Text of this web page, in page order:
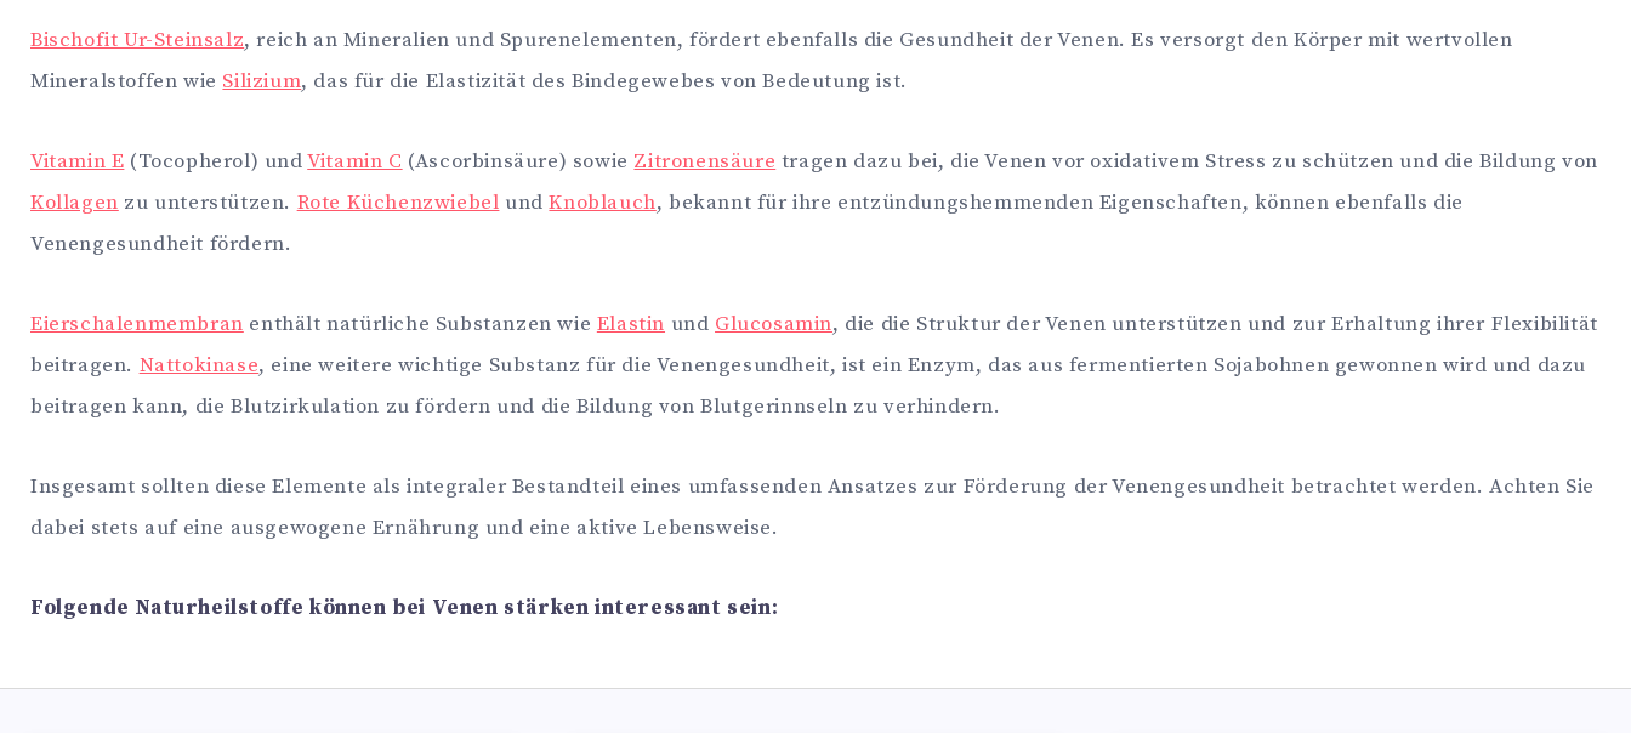
Bischofit Ur-Steinsalz, reich an Mineralien und Spurenelementen, fördert ebenfalls die Gesundheit der Venen. Es versorgt den Körper mit wertvollen
Mineralstoffen wie Silizium, das für die Elastizität des Bindegewebes von Bedeutung ist.
Vitamin E (Tocopherol) undVitamin C (Ascorbinsäure) sowie Zitronensäure tragen dazu bei, die Venen vor oxidativem Stress zu schützen und die Bildung von
Kollagen zu unterstützen. Rote Küchenzwiebel undKnoblauch, bekannt für ihre entzündungshemmenden Eigenschaften, können ebenfalls die
Venengesundheit fördern.
Eierschalenmembran enthält natürliche Substanzen wie Elastin und Glucosamin, die die Struktur der Venen unterstützen und zur Erhaltung ihrer Flexibilität
beitragen. Nattokinase, eine weitere wichtige Substanz für die Venengesundheit, ist ein Enzym, das aus fermentierten Sojabohnen gewonnen wird und dazu
beitragen kann, die Blutzirkulation zu fördern und die Bildung von Blutgerinnseln zu verhindern.
Insgesamt sollten diese Elemente als integraler Bestandteil eines umfassenden Ansatzes zur Förderung der Venengesundheit betrachtet werden. Achten Sie
dabei stets auf eine ausgewogene Ernährung und eine aktive Lebensweise.
Folgende Naturheilstoffe können bei Venen stärken interessant sein: